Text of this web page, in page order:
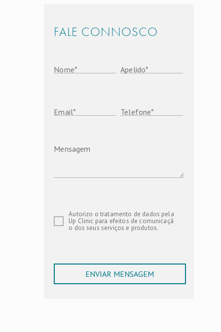
FALE CONNOSCO
Nome* Apelido*
Email* Telefone*
Mensagem
Autorizo o tratamento de dados pela
Up Clinic para efeitos de comunicaçã
o dos seus serviços e produtos.
ENVIAR MENSAGEM